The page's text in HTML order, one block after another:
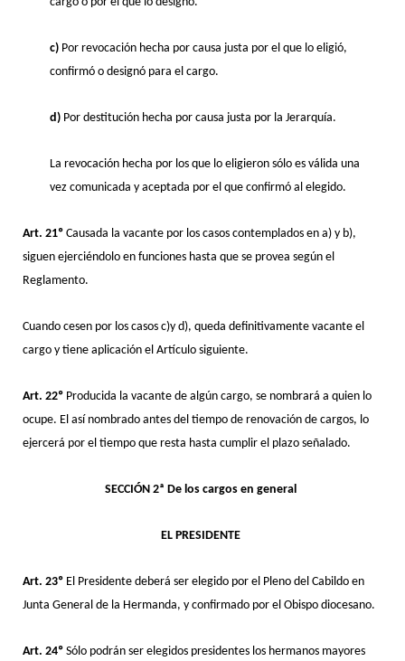
c) Por revocación hecha por causa justa por el que lo eligió,
confirmó o designó para el cargo.
d) Por destitución hecha por causa justa por la Jerarquía.
La revocación hecha por los que lo eligieron sólo es válida una
vez comunicada y aceptada por el que confirmó al elegido.
Art. 21º Causada la vacante por los casos contemplados en a) y b),
siguen ejerciéndolo en funciones hasta que se provea según el
Reglamento.
Cuando cesen por los casos c)y d), queda definitivamente vacante el
cargo y tiene aplicación el Artículo siguiente.
Art. 22º Producida la vacante de algún cargo, se nombrará a quien lo
ocupe. El así nombrado antes del tiempo de renovación de cargos, lo
ejercerá por el tiempo que resta hasta cumplir el plazo señalado.
SECCIÓN 2ª De los cargos en general
EL PRESIDENTE
Art. 23º El Presidente deberá ser elegido por el Pleno del Cabildo en
Junta General de la Hermanda, y confirmado por el Obispo diocesano.
Art. 24º Sólo podrán ser elegidos presidentes los hermanos mayores